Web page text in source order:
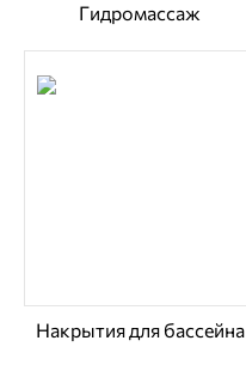
Гидромассаж
Накрытия для бассейна